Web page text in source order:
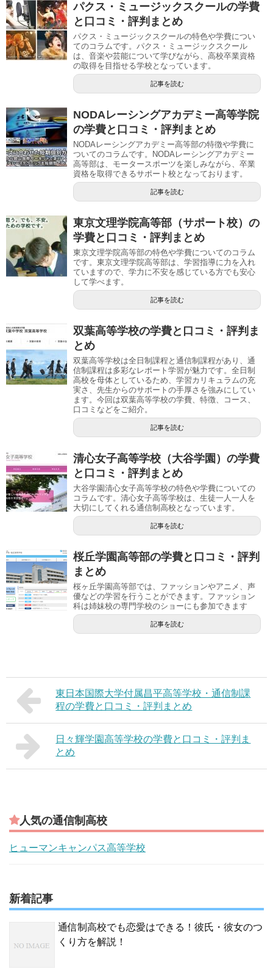
パクス・ミュージックスクールの学費
と口コミ・評判まとめ
パクス・ミュージックスクールの特色や学費につい
てのコラムです。パクス・ミュージックスクール
は、音楽や芸能について学びながら、高校卒業資格
の取得を目指せる学校となっています。
記事を読む
NODAレーシングアカデミー高等学院
の学費と口コミ・評判まとめ
NODAレーシングアカデミー高等部の特徴や学費に
ついてのコラムです。NODAレーシングアカデミー
高等部は、モータースポーツを楽しみながら、卒業
資格を取得できるサポート校となっております。
記事を読む
東京文理学院高等部（サポート校）の
学費と口コミ・評判まとめ
東京文理学院高等部の特色や学費についてのコラム
です。東京文理学院高等部は、学習指導に力を入れ
ていますので、学力に不安を感じている方でも安心
して学べます。
記事を読む
双葉高等学校の学費と口コミ・評判ま
とめ
双葉高等学校は全日制課程と通信制課程があり、通
信制課程は多彩なレポート学習が魅力です。全日制
高校を母体としているため、学習カリキュラムの充
実さ、先生からのサポートの手厚さを強みにしてい
ます。今回は双葉高等学校の学費、特徴、コース、
口コミなどをご紹介。
記事を読む
清心女子高等学校（大谷学園）の学費
と口コミ・評判まとめ
大谷学園清心女子高等学校の特色や学費についての
コラムです。清心女子高等学校は、生徒一人一人を
大切にしてくれる通信制高校となっています。
記事を読む
桜丘学園高等部の学費と口コミ・評判
まとめ
桜ヶ丘学園高等部では、ファッションやアニメ、声
優などの学習を行うことができます。ファッション
科は姉妹校の専門学校のショーにも参加できます
記事を読む
東日本国際大学付属昌平高等学校・通信制課
程の学費と口コミ・評判まとめ
日々輝学園高等学校の学費と口コミ・評判ま
とめ
人気の通信制高校
ヒューマンキャンパス高等学校
新着記事
通信制高校でも恋愛はできる！彼氏・彼女のつ
くり方を解説！